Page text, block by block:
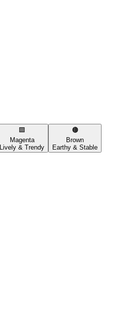
🟪
Magenta
Lively & Trendy
🟤
Brown
Earthy & Stable